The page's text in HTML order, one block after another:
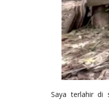
Saya terlahir di